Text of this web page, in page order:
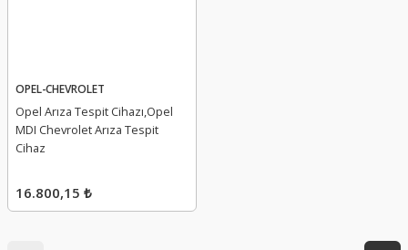
OPEL-CHEVROLET
Opel Arıza Tespit Cihazı,Opel
MDI Chevrolet Arıza Tespit
Cihaz
16.800,15 ₺